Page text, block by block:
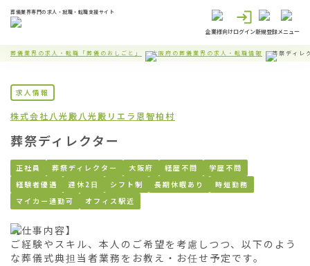
葬儀業界専門の求人・就職・転職支援サイト
企業様向けログイン新規登録メニュー
葬儀業界の求人・転職「葬儀のおしごと」 大阪府の葬儀業界の求人・転職情報 葬祭ディレ
求人情報
株式会社八光殿 八光殿リエラ恩智柏村
葬祭ディレクター
正社員 葬祭ディレクター 大阪府 経歴不問
学歴不問
経験者優遇
週休2日 シフト制 長期休暇あり
時短勤務
マイカー通勤可
オフィス駅近
【仕事内容】
ご経験やスキル、本人のご希望を考慮しつつ、以下のよう
な葬儀式典担当者業務をお教え・お任せ予定です。